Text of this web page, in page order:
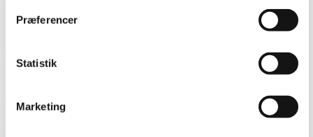
Præferencer
Statistik
Marketing
oktober 2, 2023|0
Læs mere
Ja - klinikken samarbejder med de fleste sundhedsforsikringer, så du